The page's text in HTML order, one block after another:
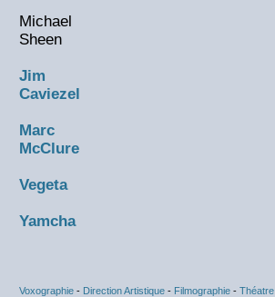
Michael
Sheen
Jim
Caviezel
Marc
McClure
Vegeta
Yamcha
Voxographie - Direction Artistique - Filmographie - Théatre